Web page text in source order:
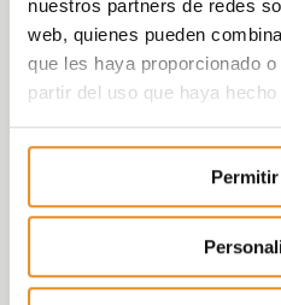
nuestros partners de redes
web, quienes pueden
que les haya proporcionado
partir del uso que haya